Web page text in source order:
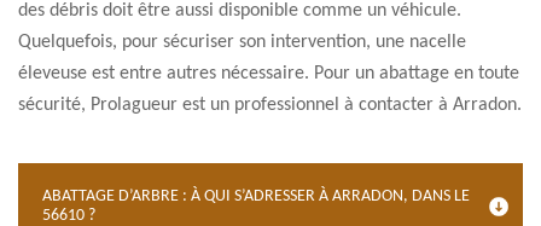
des débris doit être aussi disponible comme un véhicule.
Quelquefois, pour sécuriser son intervention, une nacelle
éleveuse est entre autres nécessaire. Pour un abattage en toute
sécurité, Prolagueur est un professionnel à contacter à Arradon.
ABATTAGE D’ARBRE : À QUI S’ADRESSER À ARRADON, DANS LE
56610 ?